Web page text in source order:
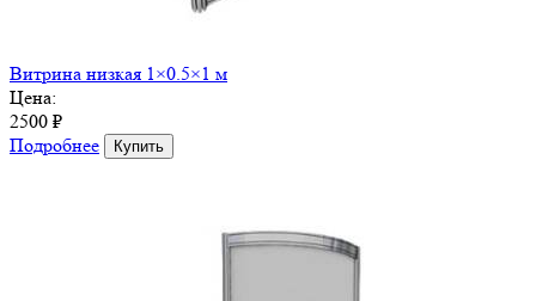
Витрина низкая 1×0.5×1 м
Цена:
2500 ₽
Подробнее
Купить